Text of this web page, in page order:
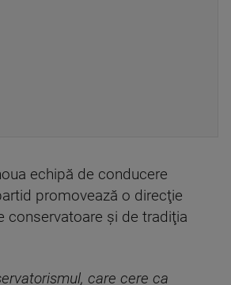
echipă de conducere
promovează o direcţie
conservatoare şi de tradiţia
care cere ca